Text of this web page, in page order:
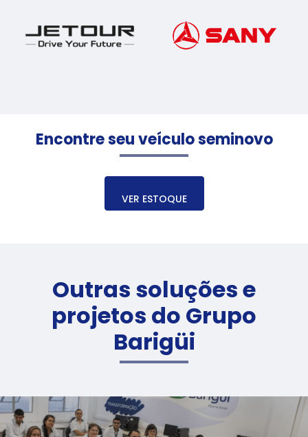
Encontre seu veículo seminovo
VER ESTOQUE
Outras soluções e
projetos do Grupo
Barigüi